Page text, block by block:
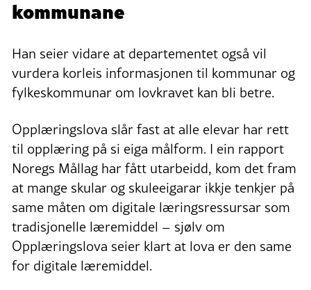
kommunane
Han seier vidare at departementet også vil
vurdera korleis informasjonen til kommunar og
fylkeskommunar om lovkravet kan bli betre.
Opplæringslova slår fast at alle elevar har rett
til opplæring på si eiga målform. I ein rapport
Noregs Mållag har fått utarbeidd, kom det fram
at mange skular og skuleeigarar ikkje tenkjer på
same måten om digitale læringsressursar som
tradisjonelle læremiddel – sjølv om
Opplæringslova seier klart at lova er den same
for digitale læremiddel.